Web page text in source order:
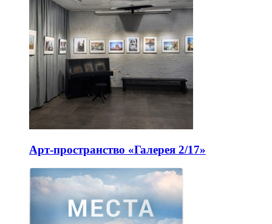
Арт-пространство «Галерея 2/17»